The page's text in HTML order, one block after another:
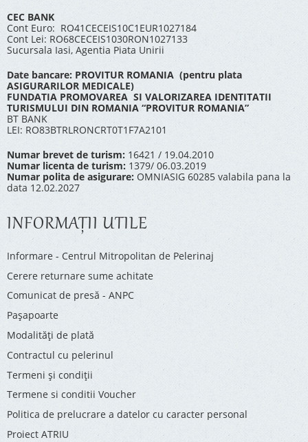
CEC BANK
Cont Euro: RO41CECEIS10C1EUR1027184
Cont Lei: RO68CECEIS1030RON1027133
Sucursala Iasi, Agentia Piata Unirii
Date bancare: PROVITUR ROMANIA (pentru plata
ASIGURARILOR MEDICALE)
FUNDATIA PROMOVAREA SI VALORIZAREA IDENTITATII
TURISMULUI DIN ROMANIA “PROVITUR ROMANIA”
BT BANK
LEI: RO83BTRLRONCRT0T1F7A2101
Numar brevet de turism: 16421 / 19.04.2010
Numar licenta de turism: 1379/ 06.03.2019
Numar polita de asigurare: OMNIASIG 60285 valabila pana la
data 12.02.2027
INFORMAŢII UTILE
Informare - Centrul Mitropolitan de Pelerinaj
Cerere returnare sume achitate
Comunicat de presă - ANPC
Pașapoarte
Modalități de plată
Contractul cu pelerinul
Termeni și condiții
Termene si conditii Voucher
Politica de prelucrare a datelor cu caracter personal
Proiect ATRIU